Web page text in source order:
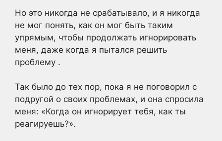
Но это никогда не срабатывало, и я никогда
не мог понять, как он мог быть таким
упрямым, чтобы продолжать игнорировать
меня, даже когда я пытался решить
проблему .
Так было до тех пор, пока я не поговорил с
подругой о своих проблемах, и она спросила
меня: «Когда он игнорирует тебя, как ты
реагируешь?».